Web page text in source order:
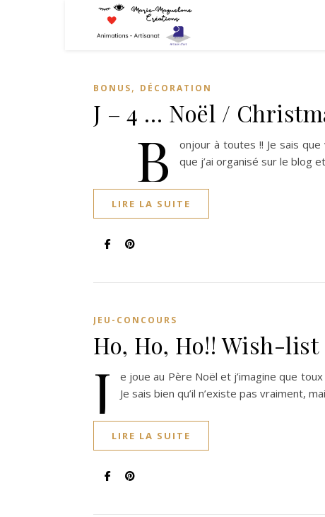
BONUS, DÉCORATION
J – 4 … Noël /
B
onjour à toutes !! Je sais
que j’ai organisé sur le blog
LIRE LA SUITE
JEU-CONCOURS
Ho, Ho, Ho!! Wish-
J
e joue au Père Noël et j’imagine que
Je sais bien qu’il n’existe pas vraiment,
LIRE LA SUITE